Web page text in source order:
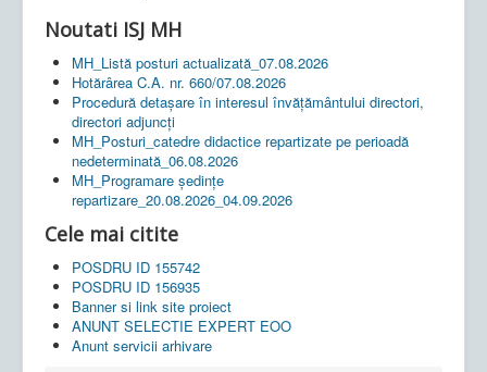
Noutati ISJ MH
MH_Listă posturi actualizată_07.08.2026
Hotărârea C.A. nr. 660/07.08.2026
Procedură detașare în interesul învățământului directori,
directori adjuncți
MH_Posturi_catedre didactice repartizate pe perioadă
nedeterminată_06.08.2026
MH_Programare ședințe
repartizare_20.08.2026_04.09.2026
Cele mai citite
POSDRU ID 155742
POSDRU ID 156935
Banner si link site proiect
ANUNT SELECTIE EXPERT EOO
Anunt servicii arhivare